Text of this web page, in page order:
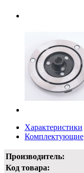
Характеристики
Комплектующие
Производитель:
Код товара: